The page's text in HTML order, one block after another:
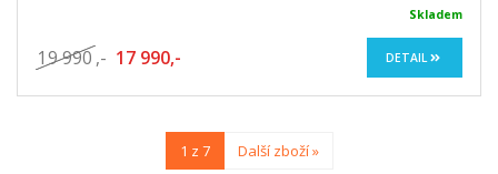
Skladem
19 990 ,- 17 990,- DETAIL
1 z 7 Další zboží »